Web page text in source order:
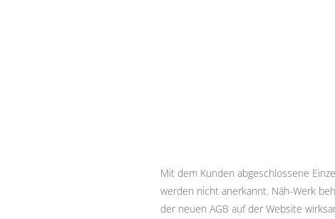
Mit dem Kunden abgeschlossene
werden nicht anerkannt. Näh-Werk
der neuen AGB auf der Website